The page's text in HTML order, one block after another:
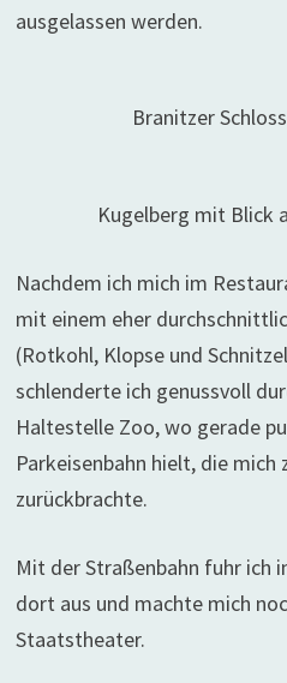
ausgelassen werden.
Branitzer
Kugelberg mit Blick
Nachdem ich mich im
mit einem eher
(Rotkohl, Klopse und
schlenderte ich genussvoll
Haltestelle Zoo, wo gerade
Parkeisenbahn hielt, die
zurückbrachte.
Mit der Straßenbahn fuhr ich
dort aus und machte mich
Staatstheater.